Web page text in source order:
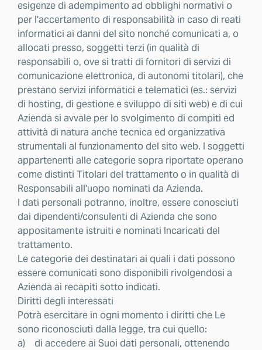
esigenze di adempimento ad obblighi normativi o
per l'accertamento di responsabilità in caso di reati
informatici ai danni del sito nonché comunicati a, o
allocati presso, soggetti terzi (in qualità di
responsabili o, ove si tratti di fornitori di servizi di
comunicazione elettronica, di autonomi titolari), che
prestano servizi informatici e telematici (es.: servizi
di hosting, di gestione e sviluppo di siti web) e di cui
Azienda si avvale per lo svolgimento di compiti ed
attività di natura anche tecnica ed organizzativa
strumentali al funzionamento del sito web. I soggetti
appartenenti alle categorie sopra riportate operano
come distinti Titolari del trattamento o in qualità di
Responsabili all'uopo nominati da Azienda.
I dati personali potranno, inoltre, essere conosciuti
dai dipendenti/consulenti di Azienda che sono
appositamente istruiti e nominati Incaricati del
trattamento.
Le categorie dei destinatari ai quali i dati possono
essere comunicati sono disponibili rivolgendosi a
Azienda ai recapiti sotto indicati.
Diritti degli interessati
Potrà esercitare in ogni momento i diritti che Le
sono riconosciuti dalla legge, tra cui quello:
a) di accedere ai Suoi dati personali, ottenendo